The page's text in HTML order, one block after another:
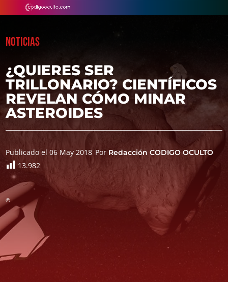
NOTICIAS
¿QUIERES SER
TRILLONARIO? CIENTÍFICOS
REVELAN CÓMO MINAR
ASTEROIDES
Publicado el 06 May 2018 Por Redacción CODIGO OCULTO
13.982
©